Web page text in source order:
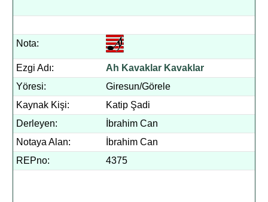
Nota:
Ezgi Adı:
Ah Kavaklar Kavaklar
Yöresi:
Giresun/Görele
Kaynak Kişi:
Katip Şadi
Derleyen:
İbrahim Can
Notaya Alan:
İbrahim Can
REPno:
4375